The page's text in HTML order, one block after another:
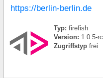
https://berlin-berlin.de
Typ: firefish
Version: 1.0.5-rc
Zugriffstyp frei